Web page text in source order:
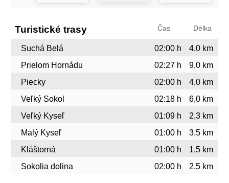
Turistické trasy Čas Délka
Suchá Belá 02:00 h
4,0 km
Prielom Hornádu
02:27 h
9,0 km
Piecky
02:00 h
4,0 km
Veľký Sokol
02:18 h
6,0 km
Veľký Kyseľ
01:09 h
2,3 km
Malý Kyseľ
01:00 h
3,5 km
Kláštorná
01:00 h
1,5 km
Sokolia dolina
02:00 h 2,5 km